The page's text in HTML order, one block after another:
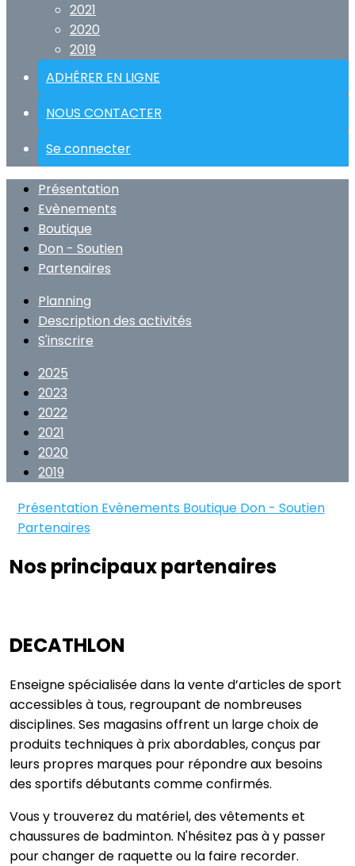
2021
2020
2019
ADHÉRER EN LIGNE
NOUS CONTACTER
Se connecter
Présentation
Evènements
Boutique
Don - Soutien
Partenaires
Planning
Description des activités
S'inscrire
2025
2023
2022
2021
2020
2019
Présentation Evènements Boutique Don - Soutien
Partenaires
Nos principaux partenaires
DECATHLON
Enseigne spécialisée dans la vente d’articles de sport
accessibles à tous, regroupant de nombreuses
disciplines. Ses magasins offrent un large choix de
produits techniques à prix abordables, conçus par
leurs propres marques pour répondre aux besoins
des sportifs débutants comme confirmés.
Vous y trouverez du matériel, des vêtements et
chaussures de badminton. N'hésitez pas à y passer
pour changer de raquette ou la faire recorder.